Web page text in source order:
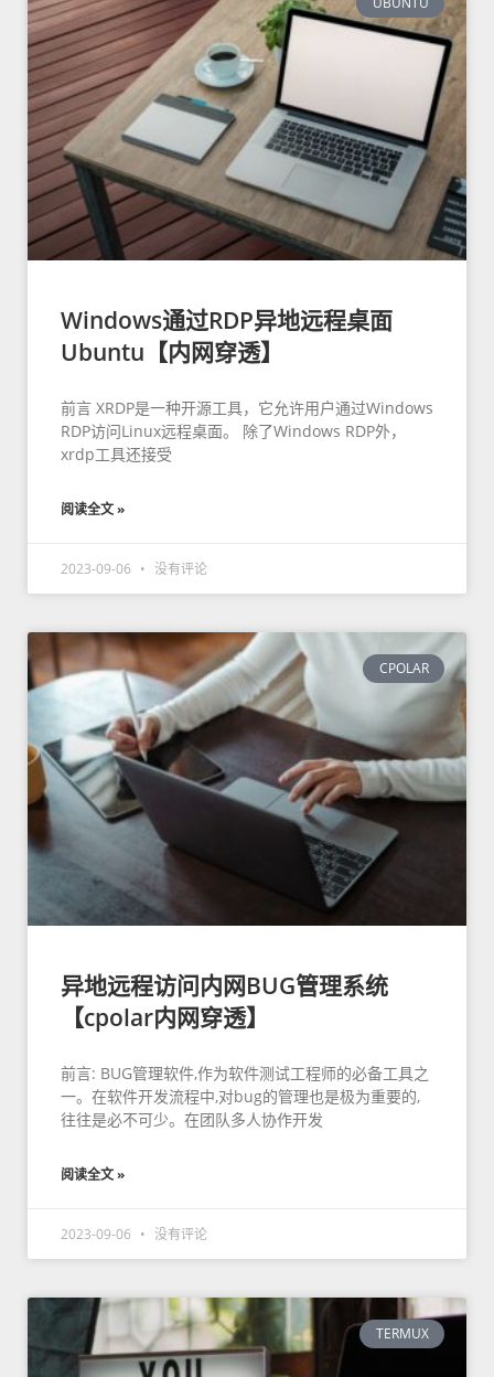
Windows通过RDP异地远程桌面
Ubuntu【内网穿透】
前言 XRDP是一种开源工具，它允许用户通过Windows
RDP访问Linux远程桌面。 除了Windows RDP外，
xrdp工具还接受
阅读全文 »
2023-09-06 没有评论
CPOLAR
异地远程访问内网BUG管理系统
【cpolar内网穿透】
前言: BUG管理软件,作为软件测试工程师的必备工具之
一。在软件开发流程中,对bug的管理也是极为重要的,
往往是必不可少。在团队多人协作开发
阅读全文 »
2023-09-06 没有评论
TERMUX